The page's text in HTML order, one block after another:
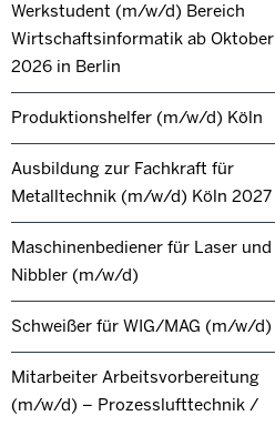
Werkstudent (m/w/d) Bereich
Wirtschaftsinformatik ab Oktober
2026 in Berlin
Produktionshelfer (m/w/d) Köln
Ausbildung zur Fachkraft für
Metalltechnik (m/w/d) Köln 2027
Maschinenbediener für Laser und
Nibbler (m/w/d)
Schweißer für WIG/MAG (m/w/d)
Mitarbeiter Arbeitsvorbereitung
(m/w/d) – Prozesslufttechnik /